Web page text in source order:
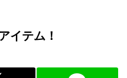
イテム！